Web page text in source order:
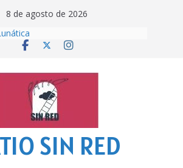
8 de agosto de 2026
Pero, hasta entonces…
broma infinita’ de recomendar
lecturas veraniegas
Otra del Mundial
SIN RED